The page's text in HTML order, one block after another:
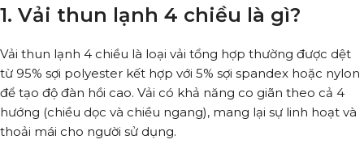
1. Vải thun lạnh 4 chiều là gì?
Vải thun lạnh 4 chiều là loại vải tổng hợp thường được dệt
từ 95% sợi polyester kết hợp với 5% sợi spandex hoặc nylon
để tạo độ đàn hồi cao. Vải có khả năng co giãn theo cả 4
hướng (chiều dọc và chiều ngang), mang lại sự linh hoạt và
thoải mái cho người sử dụng.